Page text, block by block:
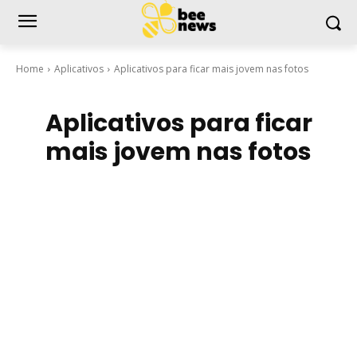
Home Aplicativos Aplicativos para ficar mais jovem nas fotos
Aplicativos para ficar
mais jovem nas fotos